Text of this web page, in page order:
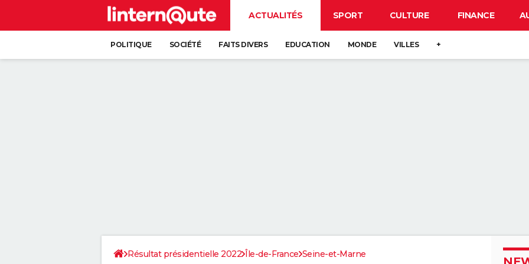
ACTUALITÉS SPORT CULTURE FINANCE
POLITIQUE SOCIÉTÉ FAITS DIVERS EDUCATION MONDE VILLES +
Résultat présidentielle 2022 Île-de-France Seine-et-Marne